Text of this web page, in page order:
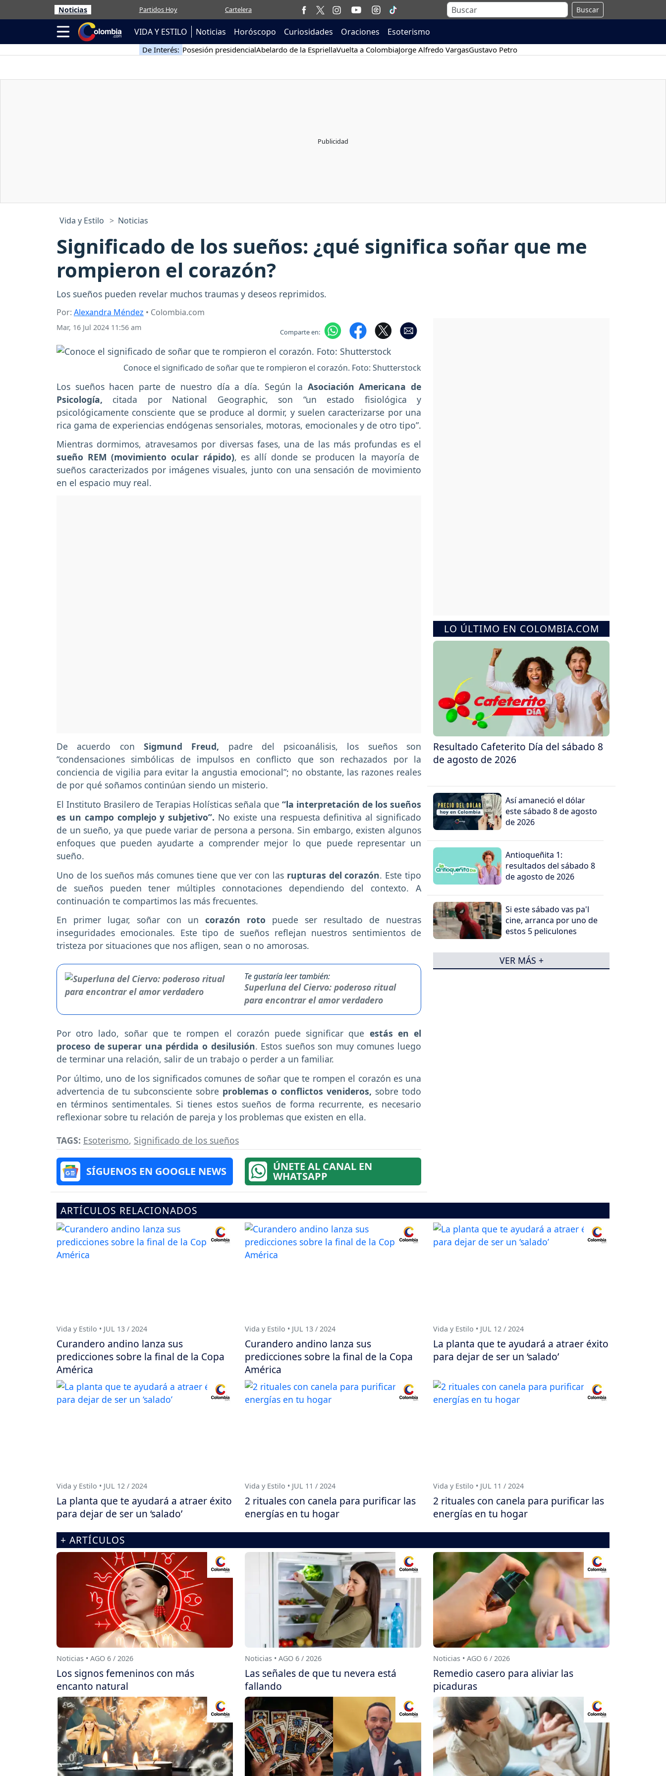
Noticias Partidos Hoy Cartelera Buscar
VIDA Y ESTILO Noticias Horóscopo Curiosidades Oraciones Esoterismo
De Interés: Posesión presidencialAbelardo de la EspriellaVuelta a ColombiaJorge Alfredo VargasGustavo Petro
Vida y Estilo Noticias
Significado de los sueños: ¿qué significa soñar que me
rompieron el corazón?
Los sueños pueden revelar muchos traumas y deseos reprimidos.
Por: Alexandra Méndez • Colombia.com
Mar, 16 Jul 2024 11:56 am Comparte en:
Conoce el significado de soñar que te rompieron el corazón. Foto: Shutterstock
Los sueños hacen parte de nuestro día a día. Según la Asociación Americana de
Psicología, citada por National Geographic, son “un estado fisiológica y
psicológicamente consciente que se produce al dormir, y suelen caracterizarse por una
rica gama de experiencias endógenas sensoriales, motoras, emocionales y de otro tipo”.
Mientras dormimos, atravesamos por diversas fases, una de las más profundas es el
sueño REM (movimiento ocular rápido), es allí donde se producen la mayoría de
sueños caracterizados por imágenes visuales, junto con una sensación de movimiento
en el espacio muy real.
De acuerdo con Sigmund Freud, padre del psicoanálisis, los sueños son
“condensaciones simbólicas de impulsos en conflicto que son rechazados por la
conciencia de vigilia para evitar la angustia emocional”; no obstante, las razones reales
de por qué soñamos continúan siendo un misterio.
El Instituto Brasilero de Terapias Holísticas señala que “la interpretación de los sueños
es un campo complejo y subjetivo”. No existe una respuesta definitiva al significado
de un sueño, ya que puede variar de persona a persona. Sin embargo, existen algunos
enfoques que pueden ayudarte a comprender mejor lo que puede representar un
sueño.
Uno de los sueños más comunes tiene que ver con las rupturas del corazón. Este tipo
de sueños pueden tener múltiples connotaciones dependiendo del contexto. A
continuación te compartimos las más frecuentes.
En primer lugar, soñar con un corazón roto puede ser resultado de nuestras
inseguridades emocionales. Este tipo de sueños reflejan nuestros sentimientos de
tristeza por situaciones que nos afligen, sean o no amorosas.
Te gustaría leer también:
Superluna del Ciervo: poderoso ritual
para encontrar el amor verdadero
Por otro lado, soñar que te rompen el corazón puede significar que estás en el
proceso de superar una pérdida o desilusión. Estos sueños son muy comunes luego
de terminar una relación, salir de un trabajo o perder a un familiar.
Por último, uno de los significados comunes de soñar que te rompen el corazón es una
advertencia de tu subconsciente sobre problemas o conflictos venideros, sobre todo
en términos sentimentales. Si tienes estos sueños de forma recurrente, es necesario
reflexionar sobre tu relación de pareja y los problemas que existen en ella.
TAGS: Esoterismo, Significado de los sueños
SÍGUENOS EN GOOGLE NEWS ÚNETE AL CANAL EN
WHATSAPP
LO ÚLTIMO EN COLOMBIA.COM
Resultado Cafeterito Día del sábado 8
de agosto de 2026
Así amaneció el dólar
este sábado 8 de agosto
de 2026
Antioqueñita 1:
resultados del sábado 8
de agosto de 2026
Si este sábado vas pa'l
cine, arranca por uno de
estos 5 peliculones
VER MÁS +
ARTÍCULOS RELACIONADOS
Vida y Estilo • JUL 13 / 2024
Curandero andino lanza sus
predicciones sobre la final de la Copa
América
Vida y Estilo • JUL 13 / 2024
Curandero andino lanza sus
predicciones sobre la final de la Copa
América
Vida y Estilo • JUL 12 / 2024
La planta que te ayudará a atraer éxito
para dejar de ser un ‘salado’
Vida y Estilo • JUL 12 / 2024
La planta que te ayudará a atraer éxito
para dejar de ser un ‘salado’
Vida y Estilo • JUL 11 / 2024
2 rituales con canela para purificar las
energías en tu hogar
Vida y Estilo • JUL 11 / 2024
2 rituales con canela para purificar las
energías en tu hogar
+ ARTÍCULOS
Noticias • AGO 6 / 2026
Los signos femeninos con más
encanto natural
Noticias • AGO 6 / 2026
Las señales de que tu nevera está
fallando
Noticias • AGO 6 / 2026
Remedio casero para aliviar las
picaduras